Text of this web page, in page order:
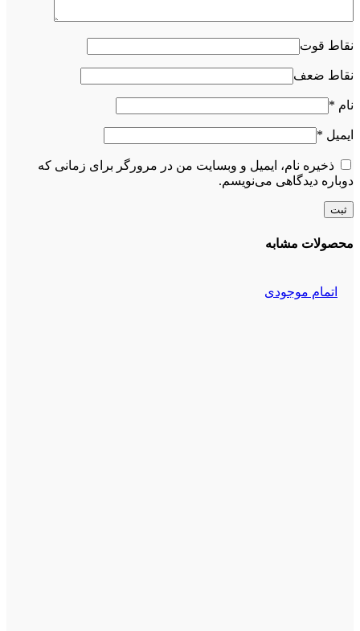
نقاط قوت
نقاط ضعف
نام *
ایمیل *
ذخیره نام، ایمیل و وبسایت من در مرورگر برای زمانی که
دوباره دیدگاهی می‌نویسم.
محصولات مشابه
اتمام موجودی